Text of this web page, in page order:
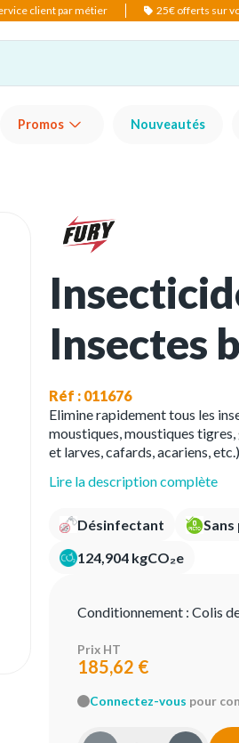
client par métier 25€ offerts sur
Promos Nouveautés
Insectes
Réf : 011676
Elimine rapidement tous les
moustiques, moustiques tigres,
et larves, cafards, acariens, etc.)
Lire la description complète
Désinfectant
124,904 kgCO₂e
Conditionnement : Colis
Prix HT
185,62 €
Connectez-vous pour